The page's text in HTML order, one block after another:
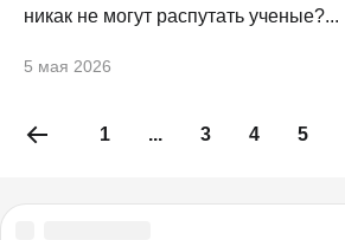
никак не могут распутать ученые?...
5 мая 2026
1 ... 3 4 5